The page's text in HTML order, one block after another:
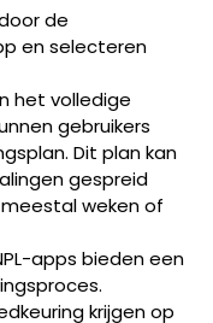
de
en selecteren
het volledige
gebruikers
Dit plan kan
gespreid
weken of
apps bieden een
krijgen op